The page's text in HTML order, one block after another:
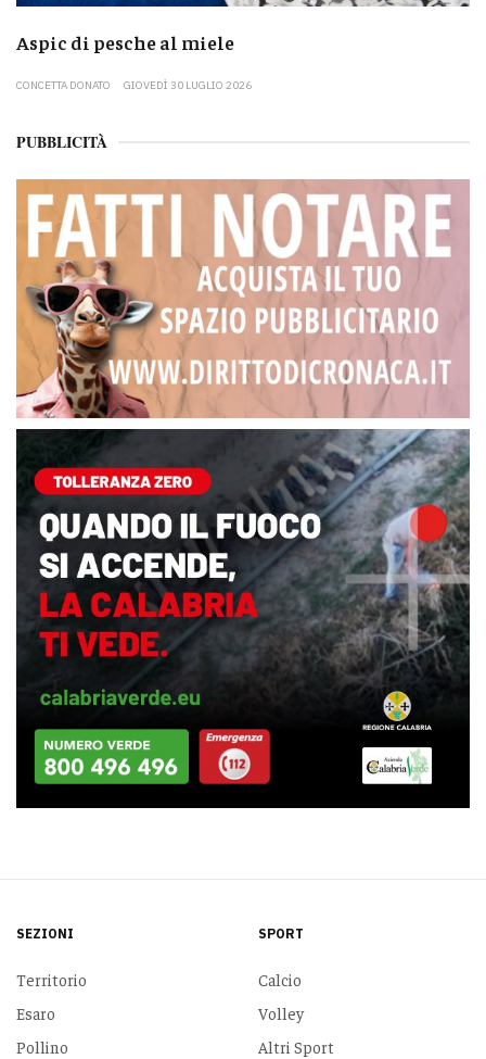
Aspic di pesche al miele
CONCETTA DONATO GIOVEDÌ 30 LUGLIO 2026
PUBBLICITÀ
SEZIONI
Territorio
Esaro
Pollino
SPORT
Calcio
Volley
Altri Sport